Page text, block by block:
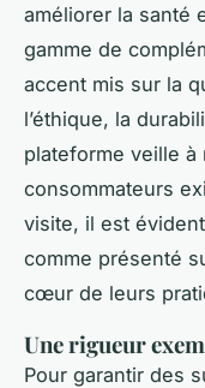
améliorer la santé
gamme de
accent mis sur la
l’éthique, la
plateforme veille
consommateurs
visite, il est
comme présenté
cœur de leurs
Une rigueur
Pour garantir des